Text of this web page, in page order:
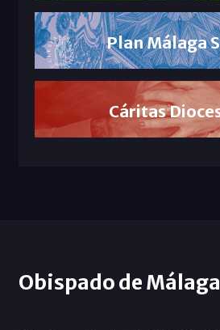
Plan Málaga
Cáritas
Obispado de Málaga